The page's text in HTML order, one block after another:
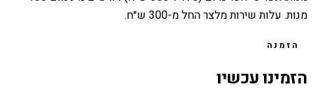
מנות. עלות שירות מלצר החל מ-300 ש״ח.
הזמנה
הזמינו עכשיו